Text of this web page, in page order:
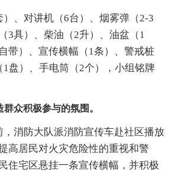
、对讲机（6台）、烟雾弹（2-3
3具）、柴油（2升）、油盆（1
带）、宣传横幅（1条）、警戒桩
1盘）、手电筒（2个），小组铭牌
众积极参与的氛围。
消防大队派消防宣传车赴社区播放
高居民对火灾危险性的重视和警
住宅区悬挂一条宣传横幅，并积极